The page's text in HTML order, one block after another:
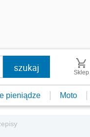
Sklep
pieniądze Moto